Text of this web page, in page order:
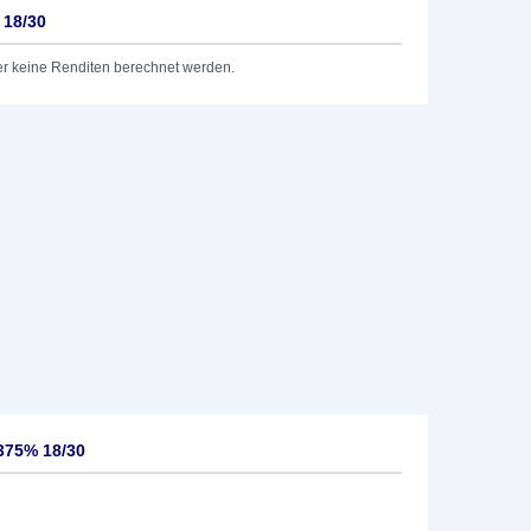
30
keine Renditen berechnet werden.
18/30